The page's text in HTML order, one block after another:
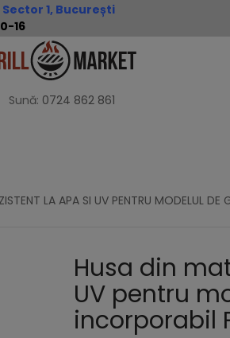
1, București
16
Sună: 0724 862 861
LA APA SI UV PENTRU MODELUL
Husa din
UV pentru
incorporabil